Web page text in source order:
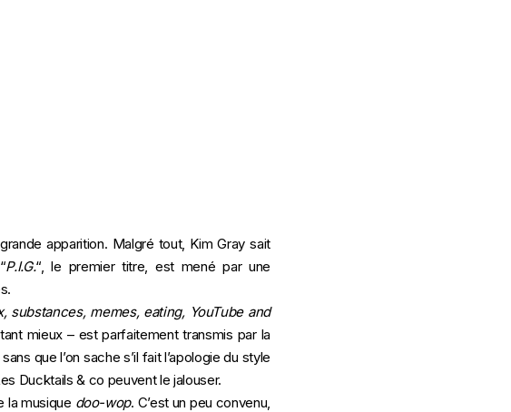
apparition. Malgré tout, Kim Gray sait
P.I.G.“, le premier titre, est mené par une
substances, memes, eating, YouTube and
mieux – est parfaitement transmis par la
sans que l’on sache s’il fait l’apologie du style
Ducktails & co peuvent le jalouser.
la musique doo-wop. C’est un peu convenu,